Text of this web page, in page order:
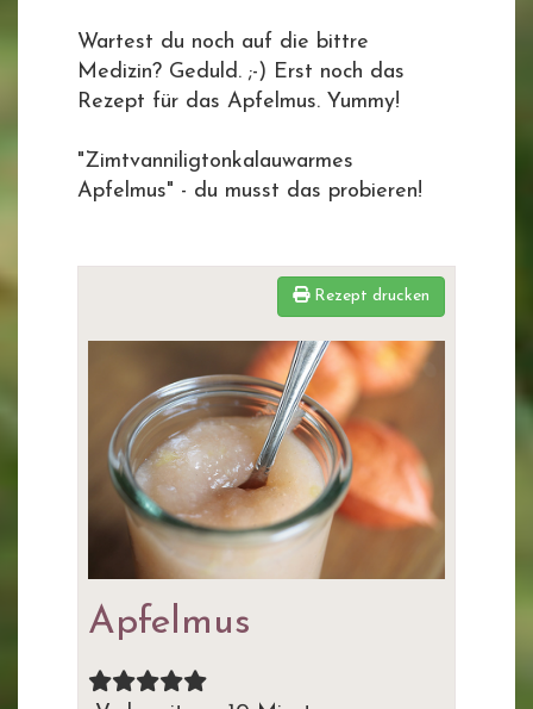
Wartest du noch auf die bittre
Medizin? Geduld. ;-) Erst noch das
Rezept für das Apfelmus. Yummy!
"Zimtvanniligtonkalauwarmes
Apfelmus" - du musst das probieren!
Rezept drucken
Apfelmus